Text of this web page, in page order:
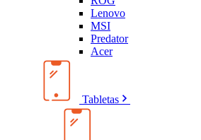
Lenovo
MSI
Predator
Acer
Tabletas